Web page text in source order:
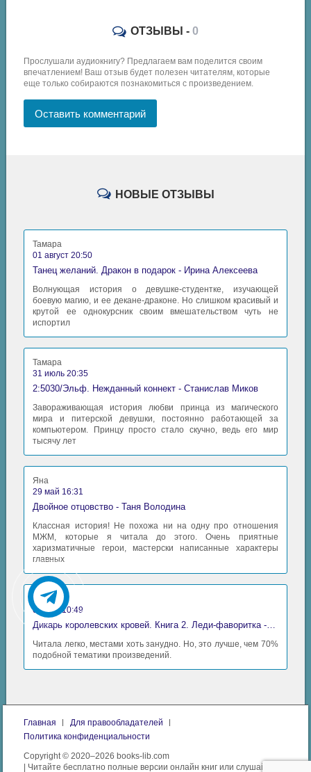
ОТЗЫВЫ - 0
Прослушали аудиокнигу? Предлагаем вам поделится своим
впечатлением! Ваш отзыв будет полезен читателям, которые
еще только собираются познакомиться с произведением.
Оставить комментарий
НОВЫЕ ОТЗЫВЫ
Тамара
01 август 20:50
Танец желаний. Дракон в подарок - Ирина Алексеева
Волнующая история о девушке-студентке, изучающей
боевую магию, и ее декане-драконе. Но слишком красивый и
крутой ее однокурсник своим вмешательством чуть не
испортил
Тамара
31 июль 20:35
2:5030/Эльф. Нежданный коннект - Станислав Миков
Завораживающая история любви принца из магического
мира и питерской девушки, постоянно работающей за
компьютером. Принцу просто стало скучно, ведь его мир
тысячу лет
Яна
29 май 16:31
Двойное отцовство - Таня Володина
Классная история! Не похожа ни на одну про отношения
МЖМ, которые я читала до этого. Очень приятные
харизматичные герои, мастерски написанные характеры
главных
Аида
06 май 10:49
Дикарь королевских кровей. Книга 2. Леди-фаворитка - Анна Сергеевна Гаврилова
Читала легко, местами хоть занудно. Но, это лучше, чем 70%
подобной тематики произведений.
Главная
Для правообладателей
Политика конфиденциальности
Copyright © 2020–2026 books-lib.com
| Читайте бесплатно полные версии онлайн книг или слушайте